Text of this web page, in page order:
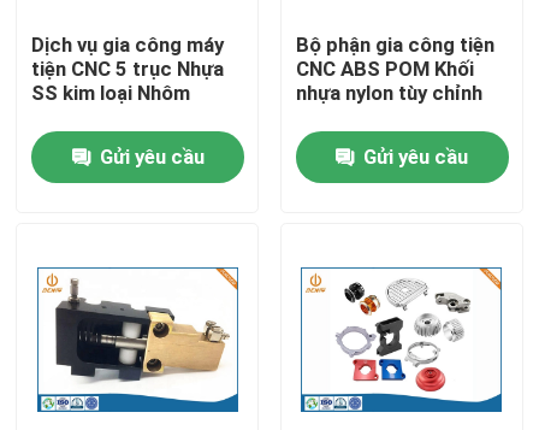
Kiểm soát chất lượng
Tin tức
Đúc khuôn nhôm
Phụ tùng EV
Bộ phận gia công CNC
Dịch vụ gia công máy
tiện CNC 5 trục Nhựa
SS kim loại Nhôm
Gửi yêu cầu
Bộ phận gia công tiện
CNC ABS POM Khối
nhựa nylon tùy chỉnh
Gửi yêu cầu